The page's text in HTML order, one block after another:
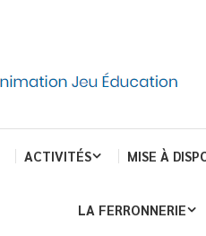
ACTIVITÉS MISE À
LA FERRONNERIE